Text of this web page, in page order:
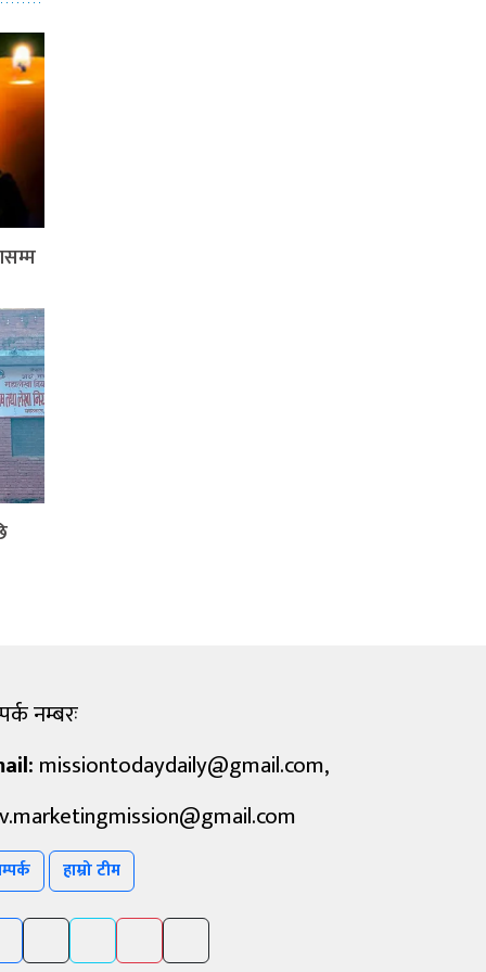
नम्बरः
missiontodaydaily@gmail.com,
हाम्रो टीम